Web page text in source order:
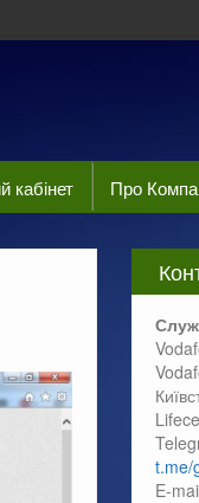
кабінет Про
t.me/
E-